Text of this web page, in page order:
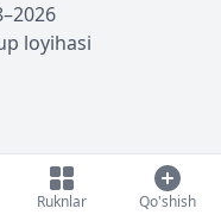
loyihasi
Ruknlar Qo'shish